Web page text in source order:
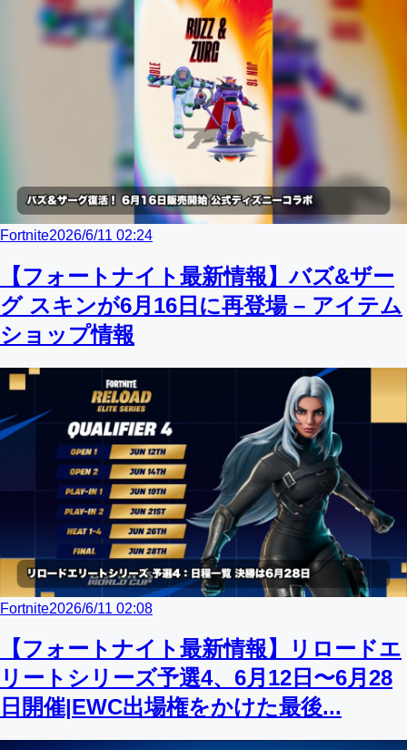
Fortnite2026/6/11 02:24
【フォートナイト最新情報】バズ&ザー
グ スキンが6月16日に再登場 – アイテム
ショップ情報
Fortnite2026/6/11 02:08
【フォートナイト最新情報】リロードエ
リートシリーズ予選4、6月12日〜6月28
日開催|EWC出場権をかけた最後...